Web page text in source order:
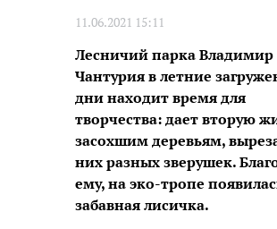
11.06.2021 15:11
Лесничий парка Владимир
Чантурия в летние
дни находит время для
творчества: дает вторую
засохшим деревьям,
них разных зверушек.
ему, на эко-тропе
забавная лисичка.